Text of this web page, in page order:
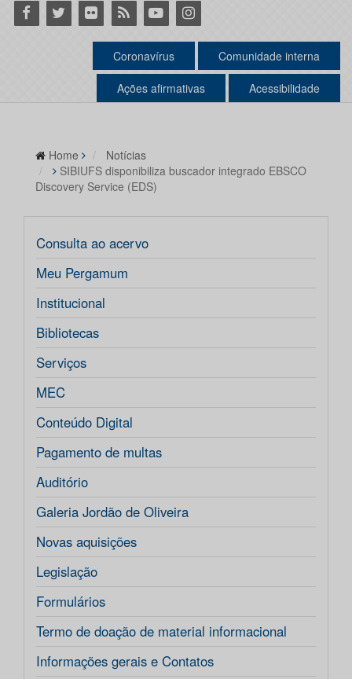
Facebook
Twitter Flickr RSS YoutubeInstagram
Coronavírus Comunidade interna
Ações afirmativas Acessibilidade
Home
Notícias
SIBIUFS disponibiliza buscador integrado EBSCO
Discovery Service (EDS)
Consulta ao acervo
Meu Pergamum
Institucional
Bibliotecas
Serviços
MEC
Conteúdo Digital
Pagamento de multas
Auditório
Galeria Jordão de Oliveira
Novas aquisições
Legislação
Formulários
Termo de doação de material informacional
Informações gerais e Contatos